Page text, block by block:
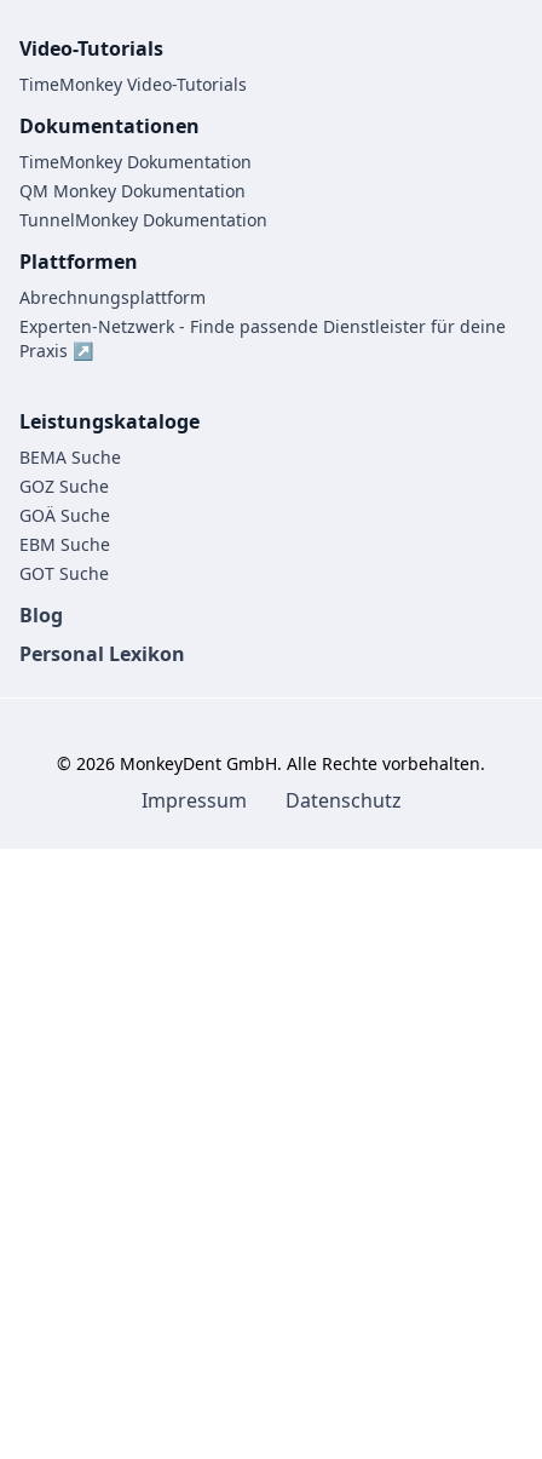
Video-Tutorials
TimeMonkey Video-Tutorials
Dokumentationen
TimeMonkey Dokumentation
QM Monkey Dokumentation
TunnelMonkey Dokumentation
Plattformen
Abrechnungsplattform
Experten-Netzwerk - Finde passende Dienstleister für deine
Praxis ↗
Leistungskataloge
BEMA Suche
GOZ Suche
GOÄ Suche
EBM Suche
GOT Suche
Blog
Personal Lexikon
© 2026 MonkeyDent GmbH. Alle Rechte vorbehalten.
Impressum Datenschutz